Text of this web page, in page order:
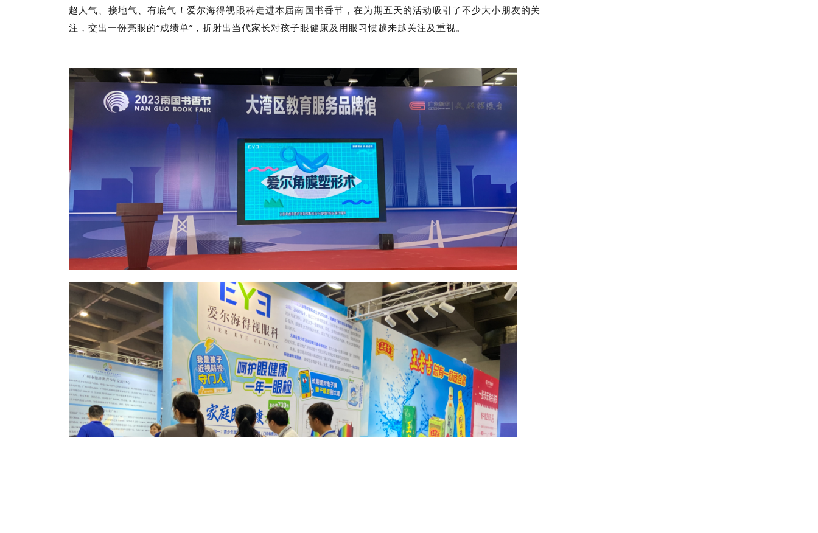
超人气、接地气、有底气！爱尔海得视眼科走进本届南国书香节，在为期五天的活动吸引了不少大小朋友的关
注，交出一份亮眼的“成绩单”，折射出当代家长对孩子眼健康及用眼习惯越来越关注及重视。